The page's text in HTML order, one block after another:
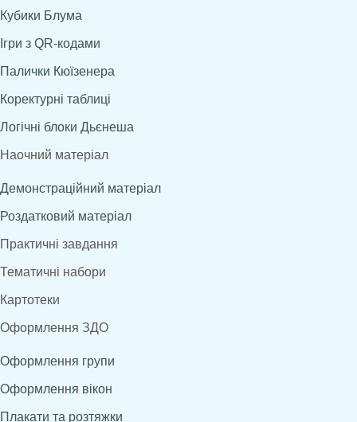
Кубики Блума
Ігри з QR-кодами
Палички Кюїзенера
Коректурні таблиці
Логічні блоки Дьєнеша
Наочний матеріал
Демонстраційний матеріал
Роздатковий матеріал
Практичні завдання
Тематичні набори
Картотеки
Оформлення ЗДО
Оформлення групи
Оформлення вікон
Плакати та розтяжки